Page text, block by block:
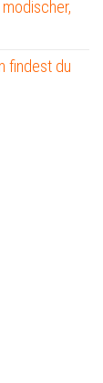
findest du